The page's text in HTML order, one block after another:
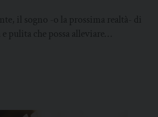
il sogno -o la prossima realtà- di
e pulita che possa alleviare